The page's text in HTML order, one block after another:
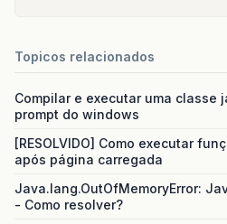
Topicos relacionados
Compilar e executar uma classe
prompt do windows
[RESOLVIDO] Como executar
após página carregada
Java.lang.OutOfMemoryError:
- Como resolver?